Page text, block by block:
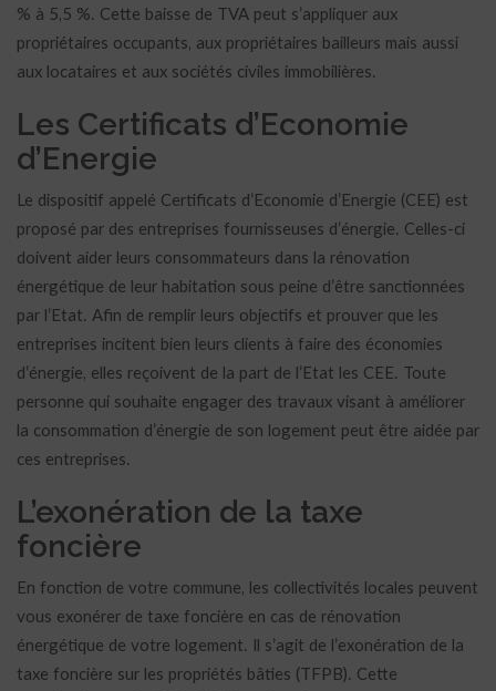
% à 5,5 %. Cette baisse de TVA peut s’appliquer aux
propriétaires occupants, aux propriétaires bailleurs mais aussi
aux locataires et aux sociétés civiles immobilières.
Les Certificats d’Economie
d’Energie
Le dispositif appelé Certificats d’Economie d’Energie (CEE) est
proposé par des entreprises fournisseuses d’énergie. Celles-ci
doivent aider leurs consommateurs dans la rénovation
énergétique de leur habitation sous peine d’être sanctionnées
par l’Etat. Afin de remplir leurs objectifs et prouver que les
entreprises incitent bien leurs clients à faire des économies
d’énergie, elles reçoivent de la part de l’Etat les CEE. Toute
personne qui souhaite engager des travaux visant à améliorer
la consommation d’énergie de son logement peut être aidée par
ces entreprises.
L’exonération de la taxe
foncière
En fonction de votre commune, les collectivités locales peuvent
vous exonérer de taxe foncière en cas de rénovation
énergétique de votre logement. Il s’agit de l’exonération de la
taxe foncière sur les propriétés bâties (TFPB). Cette